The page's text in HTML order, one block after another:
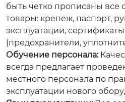
быть четко прописаны все
товары: крепеж, паспорт,
эксплуатации,
(предохранители,
Обучение персонала:
всегда предлагает
местного персонала по
эксплуатации нового